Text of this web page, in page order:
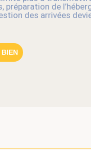
préparation de
des arrivées
BIEN